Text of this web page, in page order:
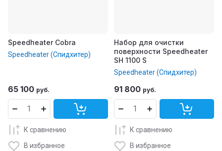
Speedheater Cobra
Speedheater (Спидхитер)
65 100 руб.
К сравнению
В избранное
Набор для очистки
поверхности Speedheater
SH 1100 S
Speedheater (Спидхитер)
91 800 руб.
К сравнению
В избранное